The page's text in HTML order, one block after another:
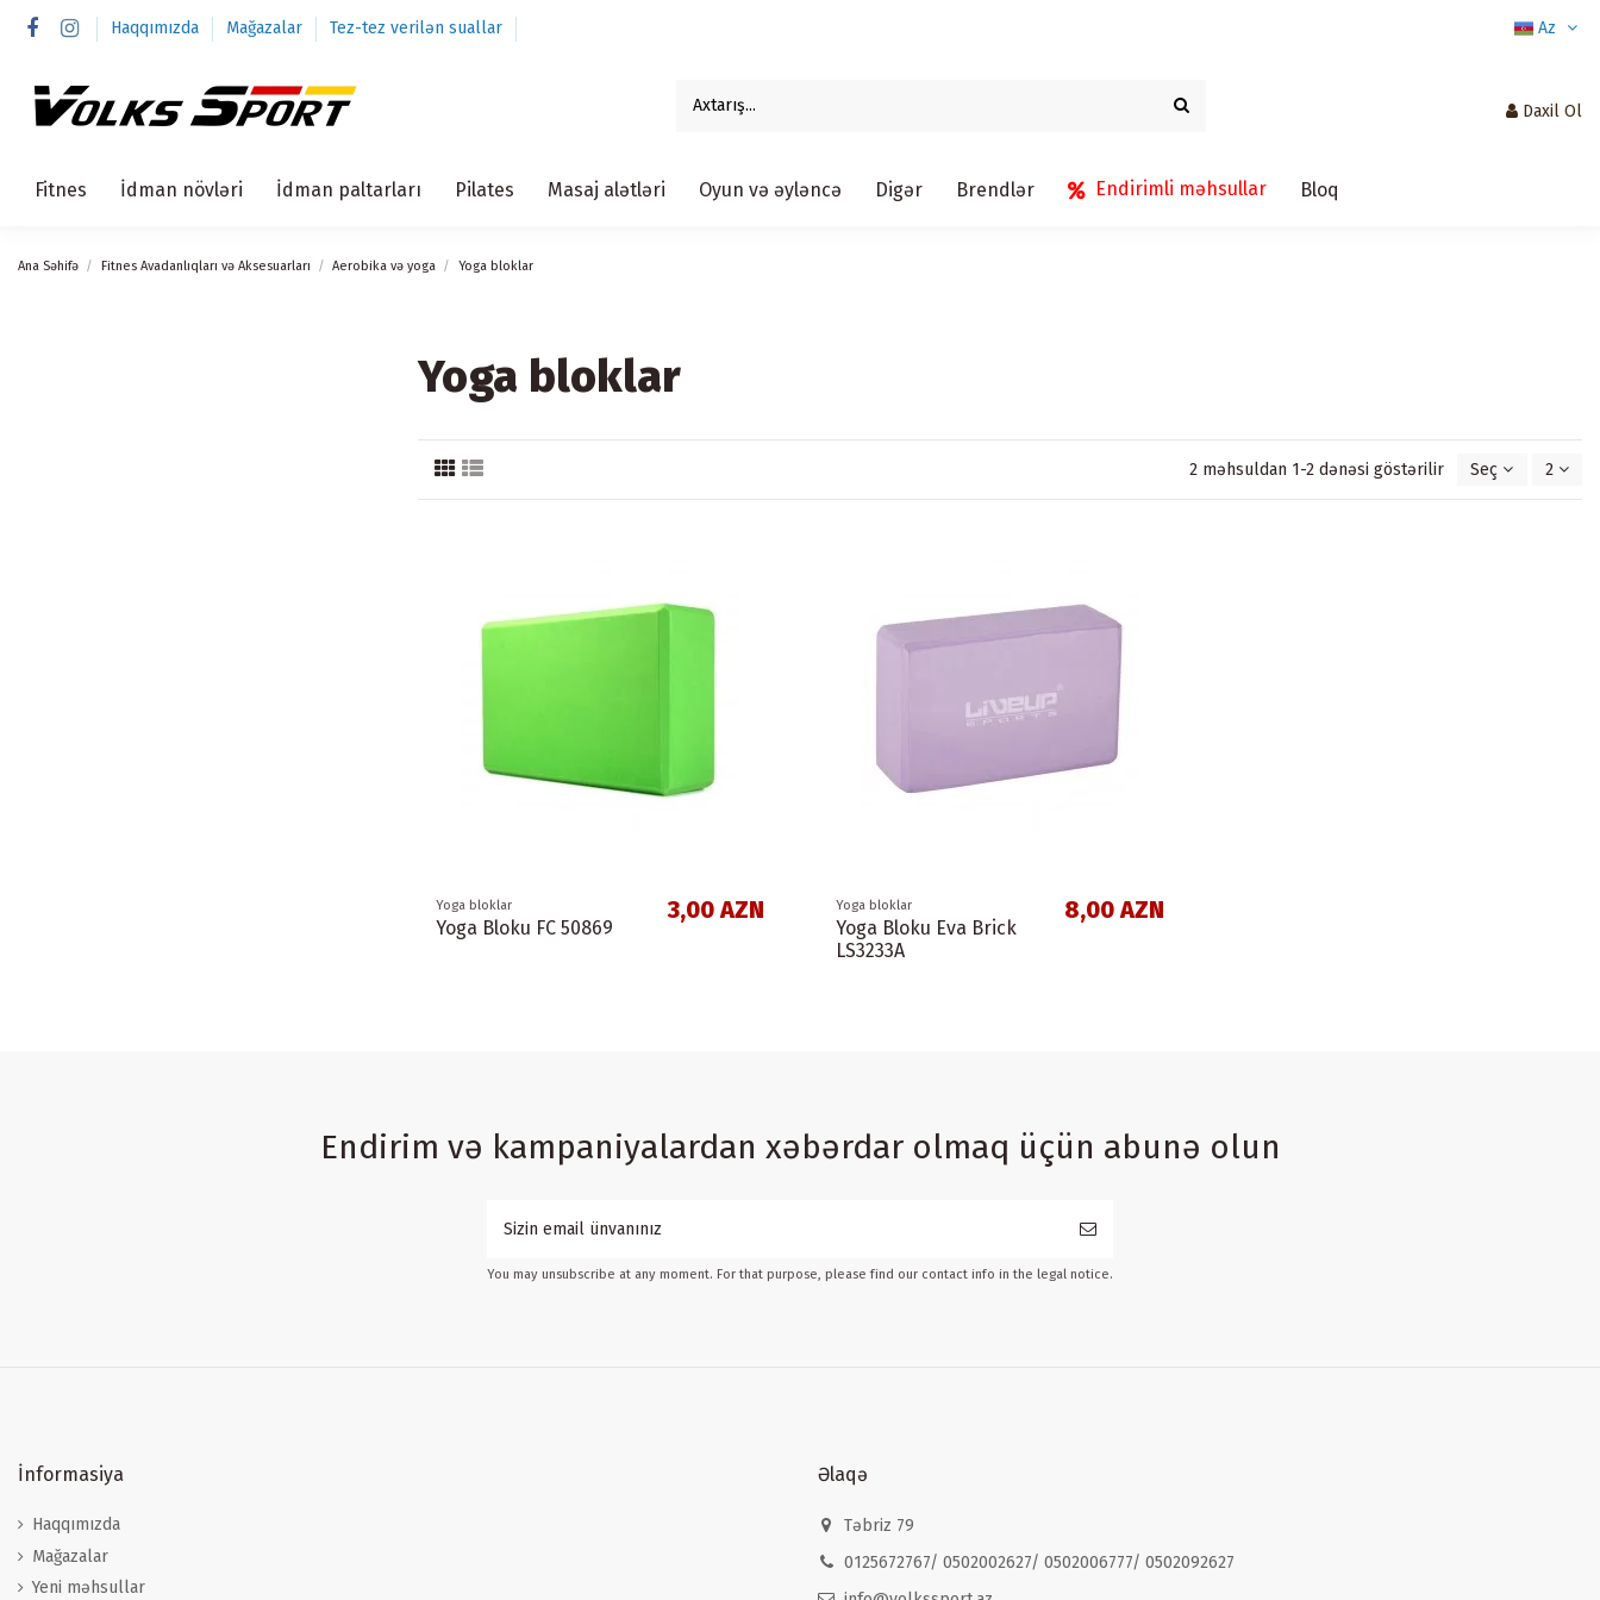
Haqqımızda Mağazalar Tez-tez verilən suallar Az
Daxil Ol
Fitnes İdman növləri İdman paltarları Pilates Masaj alətləri Oyun və əyləncə Digər Brendlər Endirimli məhsullar Bloq
Ana Səhifə Fitnes Avadanlıqları və Aksesuarları Aerobika və yoga Yoga bloklar
Yoga bloklar
2 məhsuldan 1-2 dənəsi göstərilir Seç 2
Yoga bloklar
Yoga Bloku FC 50869
3,00 AZN Yoga bloklar
Yoga Bloku Eva Brick
LS3233A
8,00 AZN
Endirim və kampaniyalardan xəbərdar olmaq üçün abunə olun
You may unsubscribe at any moment. For that purpose, please find our contact info in the legal notice.
İnformasiya
Haqqımızda
Mağazalar
Yeni məhsullar
Əlaqə
Təbriz 79
0125672767/ 0502002627/ 0502006777/ 0502092627